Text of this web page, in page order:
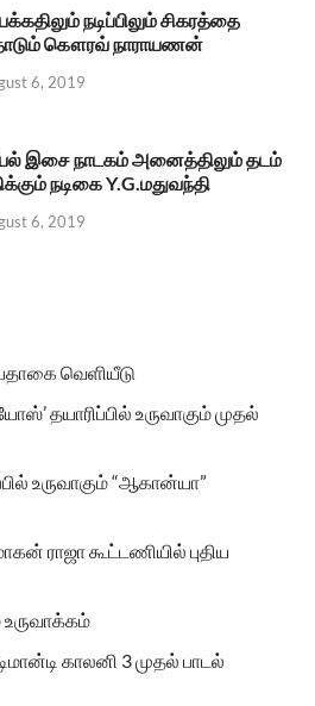
நடிப்பிலும் சிகரத்தை
கௌரவ் நாராயணன்
6, 2019
இசை நாடகம் அனைத்திலும் தடம்
நடிகை Y.G.மதுவந்தி
6, 2019
வெளியீடு
தயாரிப்பில் உருவாகும் முதல்
உருவாகும் “ஆகான்யா”
ராஜா கூட்டணியில் புதிய
காலனி 3 முதல் பாடல்